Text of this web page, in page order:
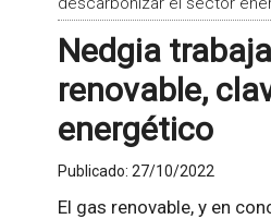
Nedgia
renovable,
energético
Publicado: 27/10/2022
El gas renovable, y en